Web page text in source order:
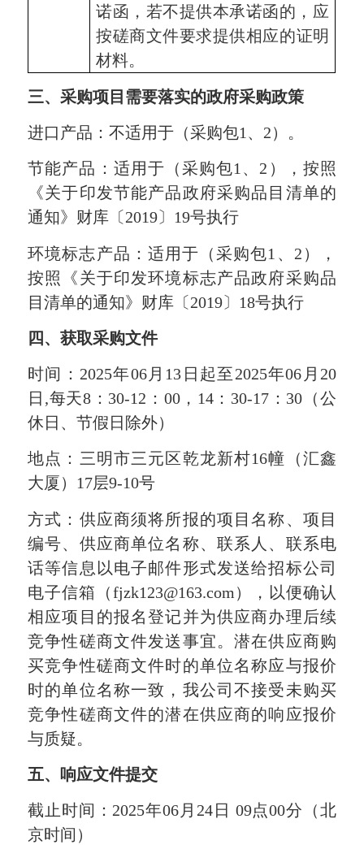
诺函，若不提供本承诺函的，应
按磋商文件要求提供相应的证明
材料。
三、采购项目需要落实的政府采购政策
进口产品：不适用于（采购包1、2）。
节能产品：适用于（采购包1、2），按照
《关于印发节能产品政府采购品目清单的
通知》财库〔2019〕19号执行
环境标志产品：适用于（采购包1、2），
按照《关于印发环境标志产品政府采购品
目清单的通知》财库〔2019〕18号执行
四、获取采购文件
时间：2025年06月13日起至2025年06月20
日,每天8：30-12：00，14：30-17：30（公
休日、节假日除外）
地点：三明市三元区乾龙新村16幢（汇鑫
大厦）17层9-10号
方式：供应商须将所报的项目名称、项目
编号、供应商单位名称、联系人、联系电
话等信息以电子邮件形式发送给招标公司
电子信箱（fjzk123@163.com），以便确认
相应项目的报名登记并为供应商办理后续
竞争性磋商文件发送事宜。潜在供应商购
买竞争性磋商文件时的单位名称应与报价
时的单位名称一致，我公司不接受未购买
竞争性磋商文件的潜在供应商的响应报价
与质疑。
五、响应文件提交
截止时间：2025年06月24日 09点00分（北
京时间）